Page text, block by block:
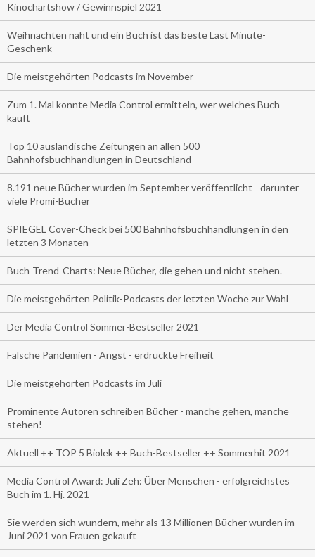
Kinochartshow / Gewinnspiel 2021
Weihnachten naht und ein Buch ist das beste Last Minute-
Geschenk
Die meistgehörten Podcasts im November
Zum 1. Mal konnte Media Control ermitteln, wer welches Buch
kauft
Top 10 ausländische Zeitungen an allen 500
Bahnhofsbuchhandlungen in Deutschland
8.191 neue Bücher wurden im September veröffentlicht - darunter
viele Promi-Bücher
SPIEGEL Cover-Check bei 500 Bahnhofsbuchhandlungen in den
letzten 3 Monaten
Buch-Trend-Charts: Neue Bücher, die gehen und nicht stehen.
Die meistgehörten Politik-Podcasts der letzten Woche zur Wahl
Der Media Control Sommer-Bestseller 2021
Falsche Pandemien - Angst - erdrückte Freiheit
Die meistgehörten Podcasts im Juli
Prominente Autoren schreiben Bücher - manche gehen, manche
stehen!
Aktuell ++ TOP 5 Biolek ++ Buch-Bestseller ++ Sommerhit 2021
Media Control Award: Juli Zeh: Über Menschen - erfolgreichstes
Buch im 1. Hj. 2021
Sie werden sich wundern, mehr als 13 Millionen Bücher wurden im
Juni 2021 von Frauen gekauft